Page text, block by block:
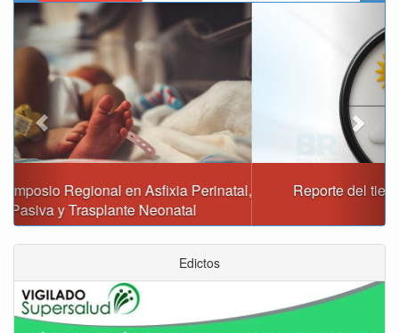
Reporte del tiempo en Boyacá para el sábado
Previous
Edictos